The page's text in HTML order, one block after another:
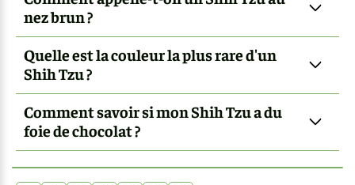
nez brun ?
Quelle est la couleur la plus rare d'un
Shih Tzu ?
Comment savoir si mon Shih Tzu a du
foie de chocolat ?